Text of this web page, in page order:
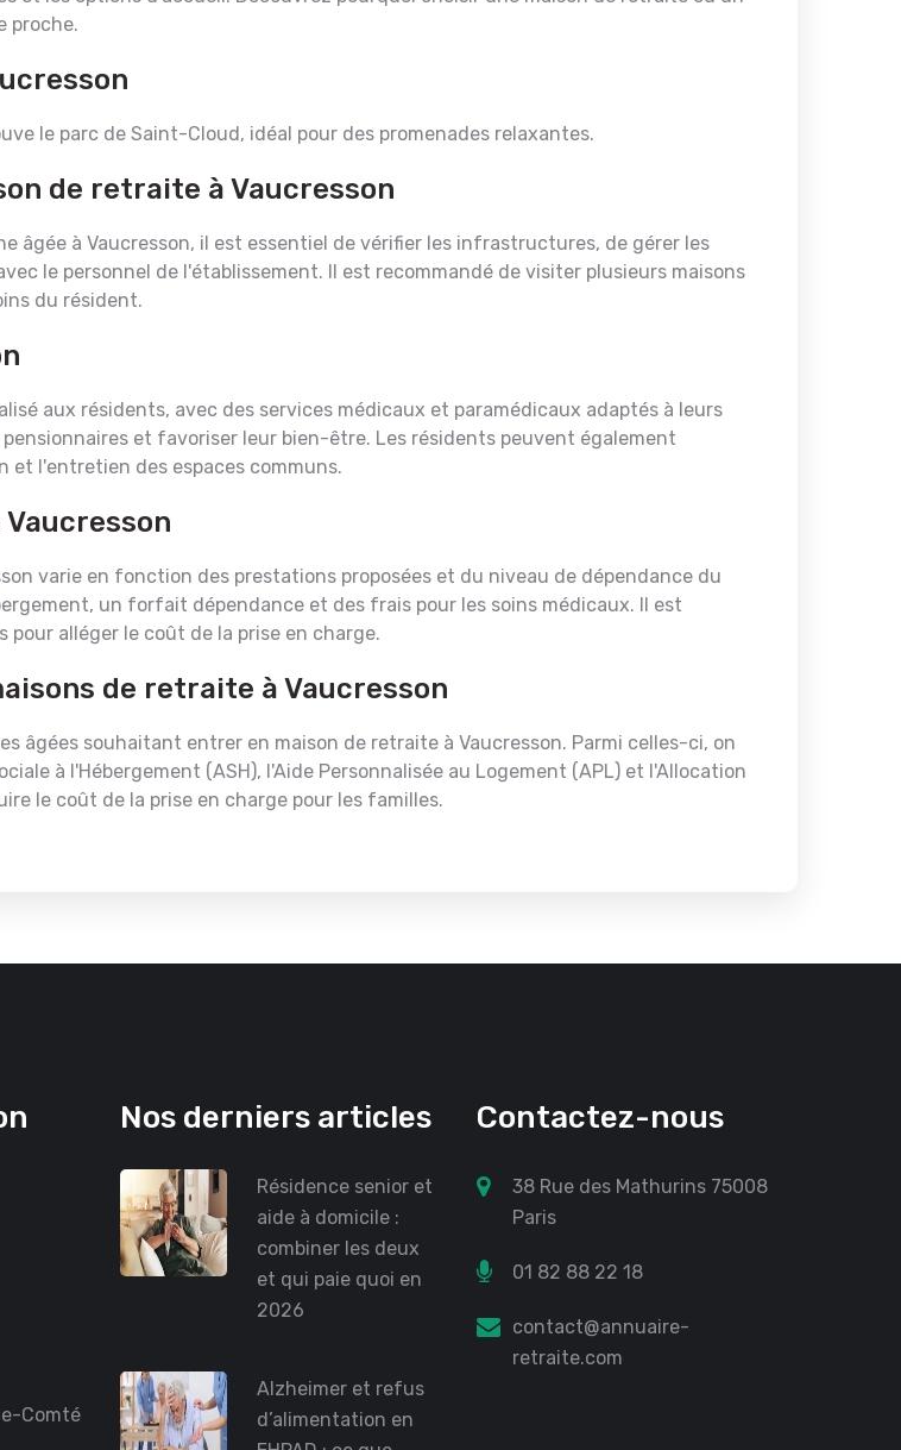
proche.
le parc de Saint-Cloud, idéal pour des promenades relaxantes.
de retraite à Vaucresson
âgée à Vaucresson, il est essentiel de vérifier les infrastructures, de gérer les
le personnel de l'établissement. Il est recommandé de visiter plusieurs maisons
du résident.
aux résidents, avec des services médicaux et paramédicaux adaptés à leurs
et favoriser leur bien-être. Les résidents peuvent également
et l'entretien des espaces communs.
varie en fonction des prestations proposées et du niveau de dépendance du
un forfait dépendance et des frais pour les soins médicaux. Il est
alléger le coût de la prise en charge.
de retraite à Vaucresson
âgées souhaitant entrer en maison de retraite à Vaucresson. Parmi celles-ci, on
à l'Hébergement (ASH), l'Aide Personnalisée au Logement (APL) et l'Allocation
le coût de la prise en charge pour les familles.
Comté
Nos derniers articles
Résidence senior et
aide à domicile :
combiner les deux
et qui paie quoi en
2026
Alzheimer et refus
d’alimentation en
Contactez-nous
38 Rue des Mathurins 75008
Paris
01 82 88 22 18
contact@annuaire-
retraite.com